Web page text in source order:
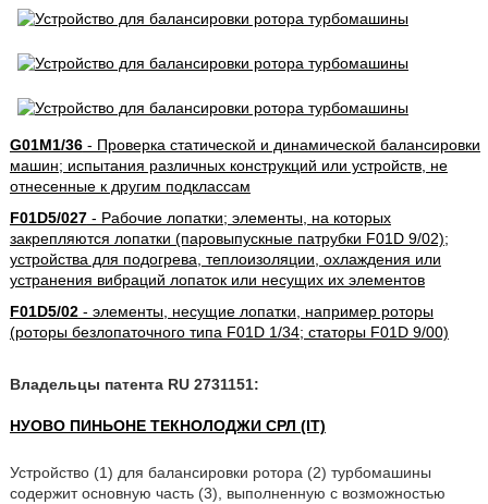
G01M1/36- Проверка статической и динамической балансировки
машин; испытания различных конструкций или устройств, не
отнесенные к другим подклассам
F01D5/027- Рабочие лопатки; элементы, на которых
закрепляются лопатки (паровыпускные патрубки F01D 9/02);
устройства для подогрева, теплоизоляции, охлаждения или
устранения вибраций лопаток или несущих их элементов
F01D5/02- элементы, несущие лопатки, например роторы
(роторы безлопаточного типа F01D 1/34; статоры F01D 9/00)
Владельцы патента RU 2731151:
НУОВО ПИНЬОНЕ ТЕКНОЛОДЖИ СРЛ (IT)
Устройство (1) для балансировки ротора (2) турбомашины
содержит основную часть (3), выполненную с возможностью